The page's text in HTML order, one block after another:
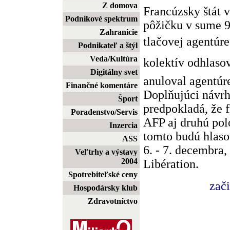
Z domova
Podnikové spektrum
Zahranicie
Podnikateľ a štýl
Veda/Kultúra
Digitálny svet
Finančné komentáre
Šport
Poradenstvo/Servis
Inzercia
ASS
Veľtrhy a výstavy
2004
Spotrebiteľské ceny
Hospodársky klub
Zdravotníctvo
Francúzsky štát
pôžičku v sume
tlačovej
kolektív
anuloval
Doplňujúci
predpokladá, že
AFP aj druhú
tomto budú
6. - 7.
Libération.